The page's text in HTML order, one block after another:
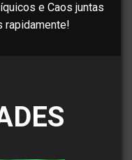
e Caos juntas
rapidamente!